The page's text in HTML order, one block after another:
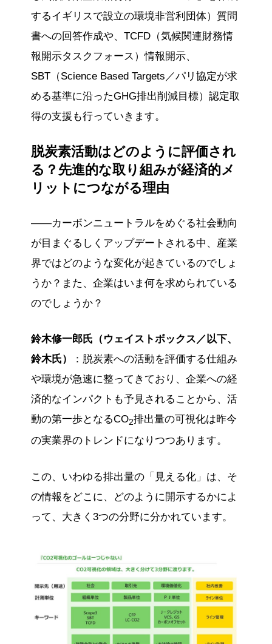
するイギリスで設立の環境非営利団体）質問
書への回答作成や、TCFD（気候関連財務情
報開示タスクフォース）情報開示、
SBT（Science Based Targets／パリ協定が求
める基準に沿ったGHG排出削減⽬標）認定取
得の支援も行っていきます。
脱炭素活動はどのように評価され
る？先進的な取り組みが経済的メ
リットにつながる理由
——カーボンニュートラルをめぐる社会動向
が目まぐるしくアップデートされる中、産業
界ではどのような変化が起きているのでしょ
うか？また、企業はいま何を求められている
のでしょうか？
鈴木修一郎氏（ウェイストボックス／以下、
鈴木氏）
：脱炭素への活動を評価する仕組み
や環境が急速に整ってきており、企業への経
済的なインパクトも予見されることから、活
動の第一歩となるCO2排出量の可視化は昨今
の実業界のトレンドになりつつあります。
この、いわゆる排出量の「見える化」は、そ
の情報をどこに、どのように開示するかによ
って、大きく3つの分野に分かれています。